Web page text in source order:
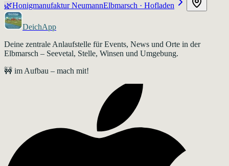
🌿Honigmanufaktur NeumannElbmarsch · Hofladen
DeichApp
Deine zentrale Anlaufstelle für Events, News und Orte in der
Elbmarsch – Seevetal, Stelle, Winsen und Umgebung.
🚧 im Aufbau – mach mit!